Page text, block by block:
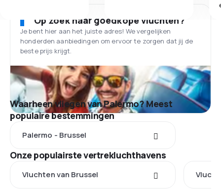
Op zoek naar goedkope vluchten?
Je bent hier aan het juiste adres! We vergelijken
honderden aanbiedingen om ervoor te zorgen dat jij de
beste prijs krijgt.
Waarheen vliegen van Palermo? Meest
populaire bestemmingen
Palermo - Brussel
Onze populairste vertrekluchthavens
Vluchten van Brussel